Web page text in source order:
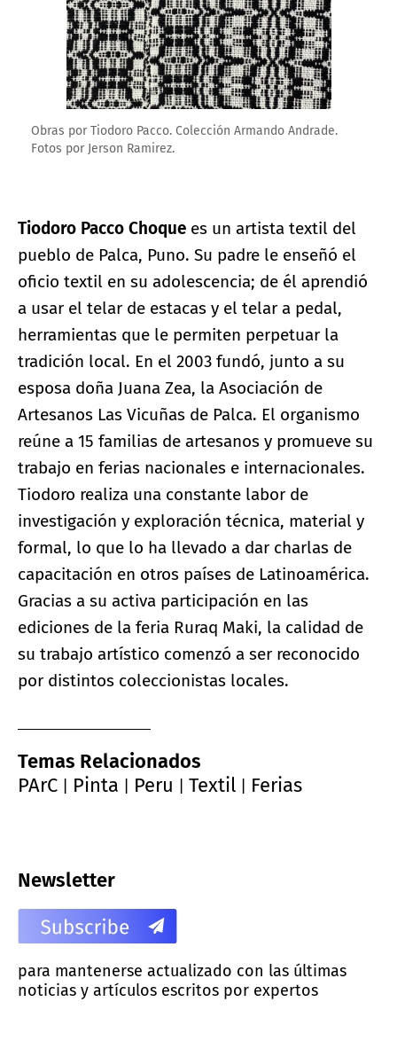
Obras por Tiodoro Pacco. Colección Armando Andrade.
Fotos por Jerson Ramirez.
Tiodoro Pacco Choque es un artista textil del
pueblo de Palca, Puno. Su padre le enseñó el
oficio textil en su adolescencia; de él aprendió
a usar el telar de estacas y el telar a pedal,
herramientas que le permiten perpetuar la
tradición local. En el 2003 fundó, junto a su
esposa doña Juana Zea, la Asociación de
Artesanos Las Vicuñas de Palca. El organismo
reúne a 15 familias de artesanos y promueve su
trabajo en ferias nacionales e internacionales.
Tiodoro realiza una constante labor de
investigación y exploración técnica, material y
formal, lo que lo ha llevado a dar charlas de
capacitación en otros países de Latinoamérica.
Gracias a su activa participación en las
ediciones de la feria Ruraq Maki, la calidad de
su trabajo artístico comenzó a ser reconocido
por distintos coleccionistas locales.
Temas Relacionados
PArC
Pinta Peru Textil Ferias
Newsletter
para mantenerse actualizado con las últimas
noticias y artículos escritos por expertos